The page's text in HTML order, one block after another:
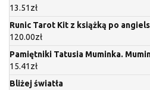
13.51 zł
Runic Tarot Kit z książką po
120.00zł
Pamiętniki Tatusia Muminka.
15.41 zł
Bliżej światła